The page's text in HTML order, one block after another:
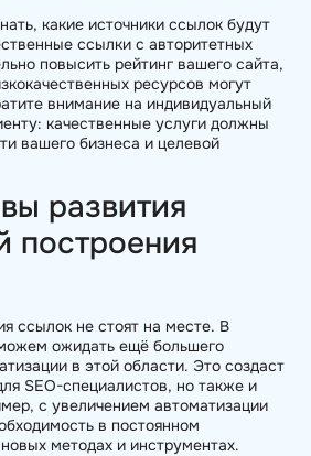
какие источники ссылок будут
ссылки с авторитетных
повысить рейтинг вашего сайта,
ресурсов могут
внимание на индивидуальный
качественные услуги должны
вашего бизнеса и целевой
развития
построения
ссылок не стоят на месте. В
ожидать ещё большего
в этой области. Это создаст
SEO-специалистов, но также и
с увеличением автоматизации
в постоянном
методах и инструментах.